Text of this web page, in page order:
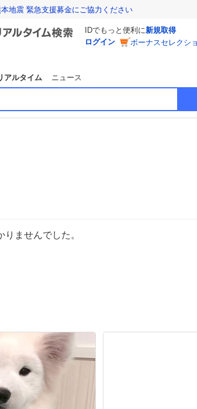
本地震 緊急支援募金にご協力ください
IDでもっと便利に新規取得
ログイン
ボーナスセレクシ
アルタイム ニュース
ませんでした。